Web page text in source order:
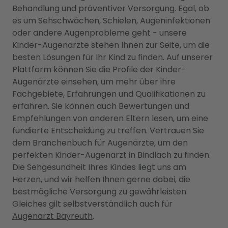
Behandlung und präventiver Versorgung. Egal, ob
es um Sehschwächen, Schielen, Augeninfektionen
oder andere Augenprobleme geht - unsere
Kinder-Augenärzte stehen Ihnen zur Seite, um die
besten Lösungen für Ihr Kind zu finden. Auf unserer
Plattform können Sie die Profile der Kinder-
Augenärzte einsehen, um mehr über ihre
Fachgebiete, Erfahrungen und Qualifikationen zu
erfahren. Sie können auch Bewertungen und
Empfehlungen von anderen Eltern lesen, um eine
fundierte Entscheidung zu treffen. Vertrauen Sie
dem Branchenbuch für Augenärzte, um den
perfekten Kinder-Augenarzt in Bindlach zu finden.
Die Sehgesundheit Ihres Kindes liegt uns am
Herzen, und wir helfen Ihnen gerne dabei, die
bestmögliche Versorgung zu gewährleisten.
Gleiches gilt selbstverständlich auch für
Augenarzt Bayreuth.